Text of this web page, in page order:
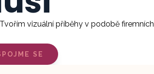
vizuální příběhy v podobě firemních
SE